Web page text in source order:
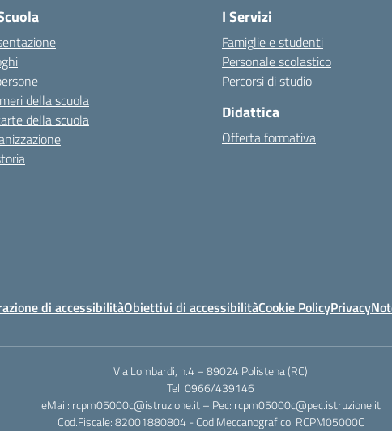
della scuola
della scuola
I Servizi
Famiglie e studenti
Personale scolastico
Percorsi di studio
Didattica
Offerta formativa
di accessibilitàObiettivi di accessibilitàCookie PolicyPrivacy
Via Lombardi, n.4 – 89024 Polistena (RC)
Tel. 0966/439146
eMail: rcpm05000c@istruzione.it – Pec: rcpm05000c@pec.istruzione.it
Cod.Fiscale: 82001880804 - Cod.Meccanografico: RCPM05000C